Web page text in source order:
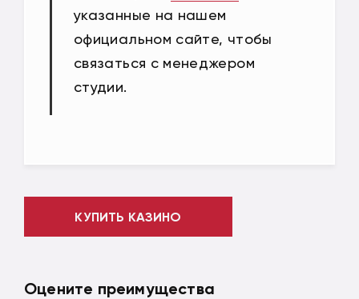
указанные на нашем
официальном сайте, чтобы
связаться с менеджером
студии.
КУПИТЬ КАЗИНО
Оцените преимущества